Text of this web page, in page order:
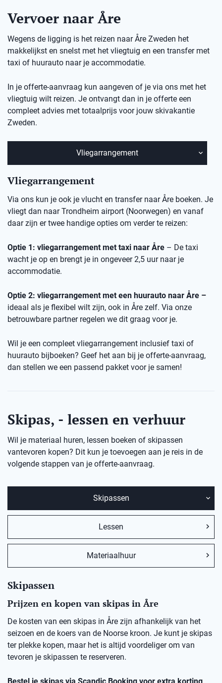
Vervoer naar Åre
Wegens de ligging is het reizen naar Åre Zweden het
makkelijkst en snelst met het vliegtuig en een transfer met
taxi of huurauto naar je accommodatie.
In je offerte-aanvraag kun aangeven of je via ons met het
vliegtuig wilt reizen. Je ontvangt dan in je offerte een
compleet advies met totaalprijs voor jouw skivakantie
Zweden.
Vliegarrangement
Vliegarrangement
Via ons kun je ook je vlucht en transfer naar Åre boeken. Je
vliegt dan naar Trondheim airport (Noorwegen) en vanaf
daar zijn er twee handige opties om verder te reizen:
Optie 1: vliegarrangement met taxi naar Åre – De taxi
wacht je op en brengt je in ongeveer 2,5 uur naar je
accommodatie.
Optie 2: vliegarrangement met een huurauto naar Åre –
ideaal als je flexibel wilt zijn, ook in Åre zelf. Via onze
betrouwbare partner regelen we dit graag voor je.
Wil je een compleet vliegarrangement inclusief taxi of
huurauto bijboeken? Geef het aan bij je offerte-aanvraag,
dan stellen we een passend pakket voor je samen!
Skipas, - lessen en verhuur
Wil je materiaal huren, lessen boeken of skipassen
vantevoren kopen? Dit kun je toevoegen aan je reis in de
volgende stappen van je offerte-aanvraag.
Skipassen
Lessen
Materiaalhuur
Skipassen
Prijzen en kopen van skipas in Åre
De kosten van een skipas in Åre zijn afhankelijk van het
seizoen en de koers van de Noorse kroon. Je kunt je skipas
ter plekke kopen, maar het is altijd voordeliger om van
tevoren je skipassen te reserveren.